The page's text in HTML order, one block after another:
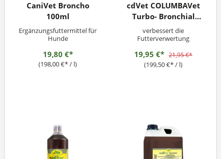
CaniVet Broncho
100ml
Ergänzungsfuttermittel für
Hunde
19,80 €*
(198,00 €* / l)
cdVet COLUMBAVet
Turbo- Bronchial
Trinkwasser 100 ml
verbessert die
Futterverwertung
19,95 €* 21,95 €*
(199,50 €* / l)